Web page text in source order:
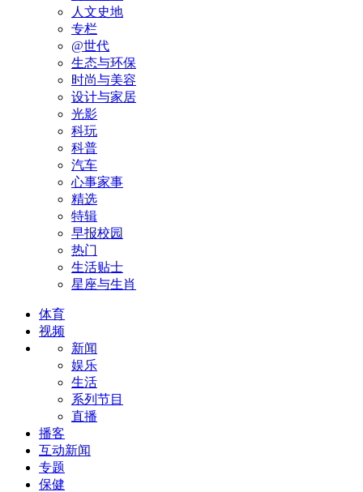
人文史地
专栏
@世代
生态与环保
时尚与美容
设计与家居
光影
科玩
科普
汽车
心事家事
精选
特辑
早报校园
热门
生活贴士
星座与生肖
体育
视频
新闻
娱乐
生活
系列节目
直播
播客
互动新闻
专题
保健